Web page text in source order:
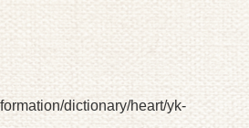
dictionary/heart/yk-